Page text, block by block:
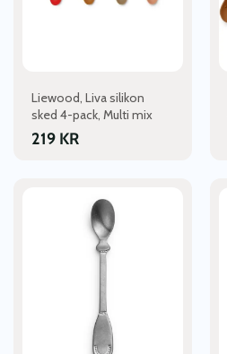
Liewood, Liva silikon
sked 4-pack, Multi mix
219 KR